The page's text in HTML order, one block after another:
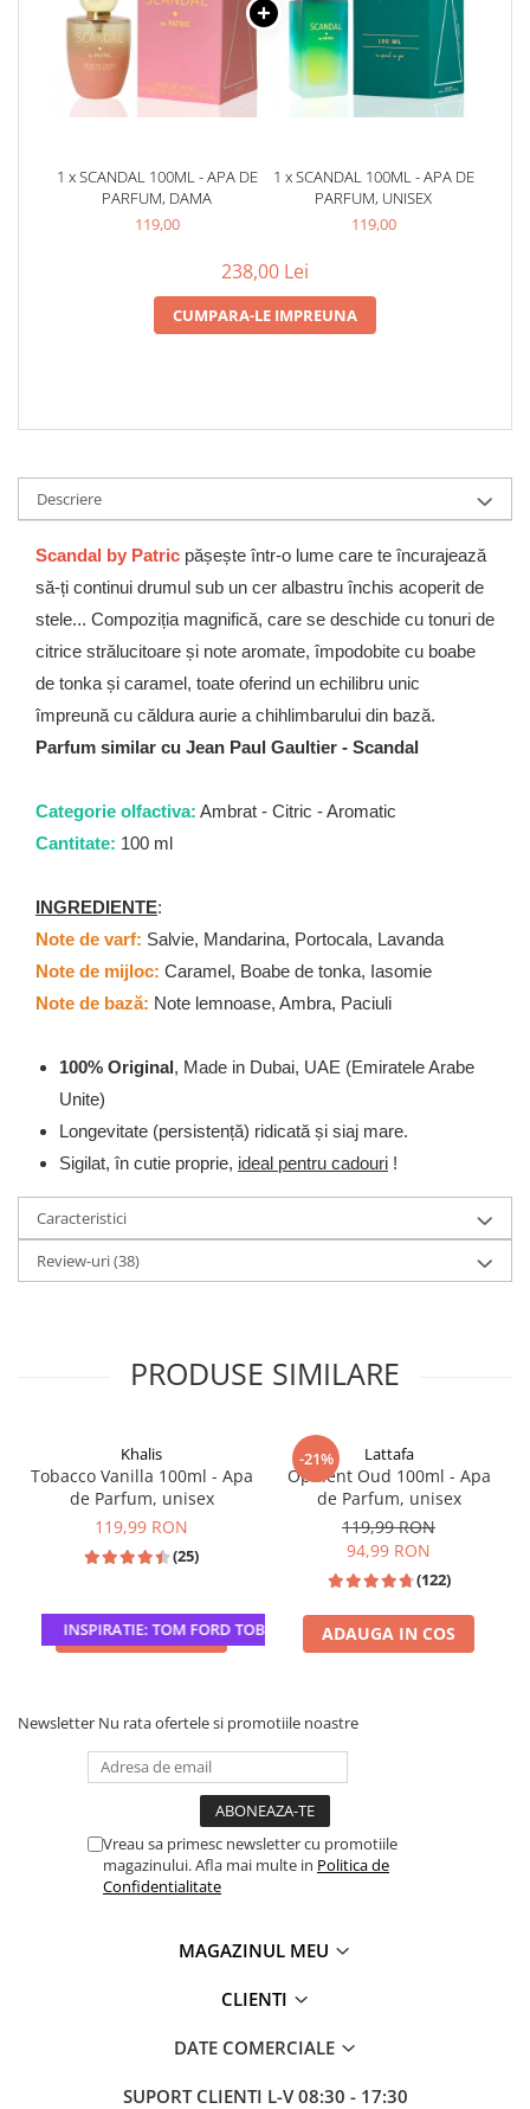
Zirconia
Oferta Saptamanii
Mai Multe >>
Parfumuri Clona Originale
Puncte Cadou
1 x SCANDAL 100ML - APA DE
PARFUM, DAMA
119,00
1 x SCANDAL 100ML - APA DE
PARFUM, UNISEX
119,00
238,00 Lei
CUMPARA-LE IMPREUNA
Descriere
Scandal by Patric pășește într-o lume care te încurajează
să-ți continui drumul sub un cer albastru închis acoperit de
stele... Compoziția magnifică, care se deschide cu tonuri de
citrice strălucitoare și note aromate, împodobite cu boabe
de tonka și caramel, toate oferind un echilibru unic
împreună cu căldura aurie a chihlimbarului din bază.
Parfum similar cu Jean Paul Gaultier - Scandal
Categorie olfactiva: Ambrat - Citric - Aromatic
Cantitate: 100 ml
INGREDIENTE:
Note de varf: Salvie, Mandarina, Portocala, Lavanda
Note de mijloc: Caramel, Boabe de tonka, Iasomie
Note de bază: Note lemnoase, Ambra, Paciuli
100% Original, Made in Dubai, UAE (Emiratele Arabe
Unite)
Longevitate (persistență) ridicată și siaj mare.
Sigilat, în cutie proprie, ideal pentru cadouri !
Caracteristici
Review-uri(38)
PRODUSE SIMILARE
INSPIRATIE: TOM FORD TOBACCO VANILLE
Khalis
Tobacco Vanilla 100ml - Apa
de Parfum, unisex
119,99 RON
(25)
ADAUGA IN COS
-21% Lattafa
Opulent Oud 100ml - Apa
de Parfum, unisex
119,99 RON
94,99 RON
(122)
ADAUGA IN COS
Newsletter Nu rata ofertele si promotiile noastre
Vreau sa primesc newsletter cu promotiile
magazinului. Afla mai multe in Politica de
Confidentialitate
MAGAZINUL MEU
CLIENTI
DATE COMERCIALE
SUPORT CLIENTI L-V 08:30 - 17:30